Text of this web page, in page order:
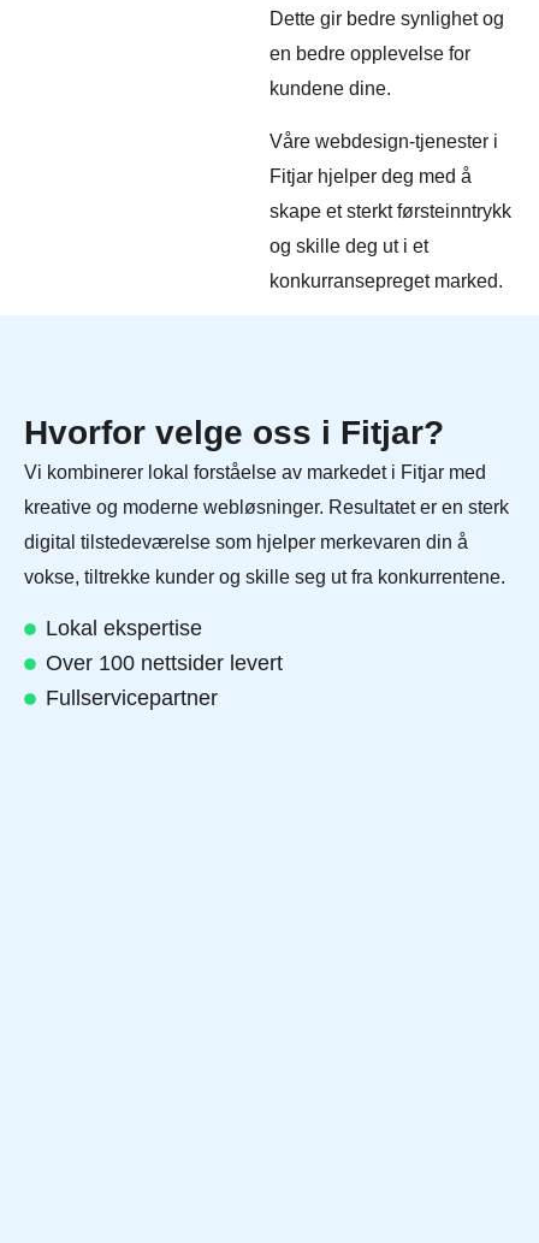
Dette gir bedre synlighet og
en bedre opplevelse for
kundene dine.
Våre webdesign-tjenester i
Fitjar hjelper deg med å
skape et sterkt førsteinntrykk
og skille deg ut i et
konkurransepreget marked.
Hvorfor velge oss i Fitjar?
Vi kombinerer lokal forståelse av markedet i Fitjar med
kreative og moderne webløsninger. Resultatet er en sterk
digital tilstedeværelse som hjelper merkevaren din å
vokse, tiltrekke kunder og skille seg ut fra konkurrentene.
Lokal ekspertise
Over 100 nettsider levert
Fullservicepartner